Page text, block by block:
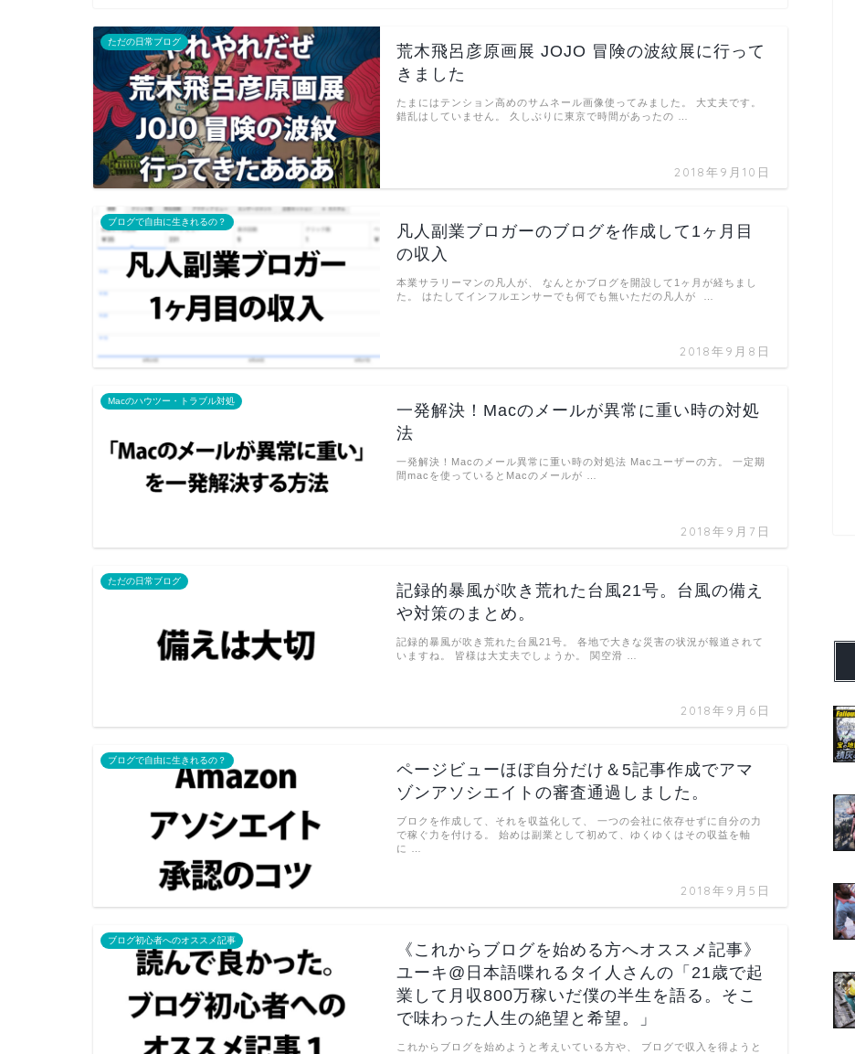
ただの日常ブログ
荒木飛呂彦原画展 JOJO 冒険の波紋展に行って
きました
2018年9月10日
たまにはテンション高めのサムネール画像使ってみました。 大丈夫です。
錯乱はしていません。 久しぶりに東京で時間があったの …
ブログで自由に生きれるの？
凡人副業ブロガーのブログを作成して1ヶ月目
の収入
2018年9月8日
本業サラリーマンの凡人が、 なんとかブログを開設して1ヶ月が経ちまし
た。 はたしてインフルエンサーでも何でも無いただの凡人が …
Macのハウツー・トラブル対処
一発解決！Macのメールが異常に重い時の対処
法
2018年9月7日
一発解決！Macのメール異常に重い時の対処法 Macユーザーの方。 一定期
間macを使っているとMacのメールが …
ただの日常ブログ
記録的暴風が吹き荒れた台風21号。台風の備え
や対策のまとめ。
2018年9月6日
記録的暴風が吹き荒れた台風21号。 各地で大きな災害の状況が報道されて
いますね。 皆様は大丈夫でしょうか。 関空滑 …
ブログで自由に生きれるの？
ページビューほぼ自分だけ＆5記事作成でアマ
ゾンアソシエイトの審査通過しました。
2018年9月5日
ブロクを作成して、それを収益化して、 一つの会社に依存せずに自分の力
で稼ぐ力を付ける。 始めは副業として初めて、ゆくゆくはその収益を軸
に …
ブログ初心者へのオススメ記事
《これからブログを始める方へオススメ記事》
ユーキ@日本語喋れるタイ人さんの「21歳で起
業して月収800万稼いだ僕の半生を語る。そこ
で味わった人生の絶望と希望。」
これからブログを始めようと考えいている方や、 ブログで収入を得ようと